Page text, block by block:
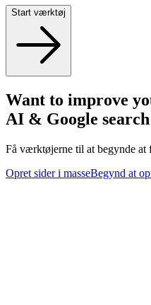
Start værktøj
Want to improve
AI & Google
Få værktøjerne til at begynde at
Opret sider i masseBegynd at